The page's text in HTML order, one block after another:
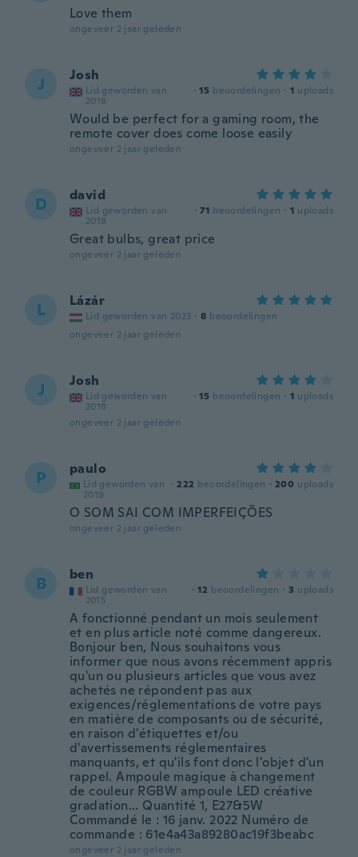
Love them
ongeveer 2 jaar geleden
J Josh
Lid geworden van
2018
· 15 beoordelingen · 1 uploads
Would be perfect for a gaming room, the
remote cover does come loose easily
ongeveer 2 jaar geleden
D david
Lid geworden van
2018
· 71 beoordelingen · 1 uploads
Great bulbs, great price
ongeveer 2 jaar geleden
L Lázár
Lid geworden van 2023 · 8 beoordelingen
ongeveer 2 jaar geleden
J Josh
Lid geworden van
2018
· 15 beoordelingen · 1 uploads
ongeveer 2 jaar geleden
P paulo
Lid geworden van
2019
· 222 beoordelingen · 200 uploads
O SOM SAI COM IMPERFEIÇÕES
ongeveer 2 jaar geleden
B ben
Lid geworden van
2015
· 12 beoordelingen · 3 uploads
A fonctionné pendant un mois seulement
et en plus article noté comme dangereux.
Bonjour ben, Nous souhaitons vous
informer que nous avons récemment appris
qu'un ou plusieurs articles que vous avez
achetés ne répondent pas aux
exigences/réglementations de votre pays
en matière de composants ou de sécurité,
en raison d'étiquettes et/ou
d'avertissements réglementaires
manquants, et qu'ils font donc l'objet d'un
rappel. Ampoule magique à changement
de couleur RGBW ampoule LED créative
gradation... Quantité 1, E27&5W
Commandé le : 16 janv. 2022 Numéro de
commande : 61e4a43a89280ac19f3beabc
ongeveer 2 jaar geleden